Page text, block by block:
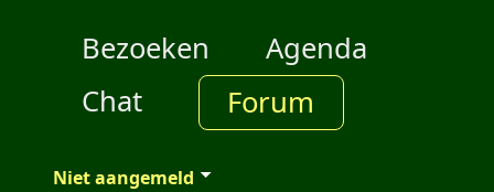
Bezoeken
Agenda
Chat
Forum
Niet aangemeld